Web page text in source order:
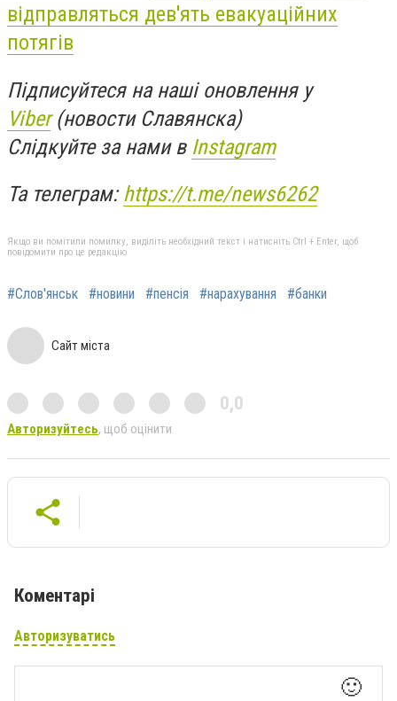
відправляться дев'ять евакуаційних
потягів
Підписуйтеся на наші оновлення у
Viber(новости Славянска)
Слідкуйте за нами в Instagram
Та телеграм:https://t.me/news6262
Якщо ви помітили помилку, виділіть необхідний текст і натисніть Ctrl + Enter, щоб
повідомити про це редакцію
#Слов'янськ #новини #пенсія #нарахування #банки
Сайт міста
0,0
Авторизуйтесь, щоб оцінити
Коментарі
Авторизуватись
🙂